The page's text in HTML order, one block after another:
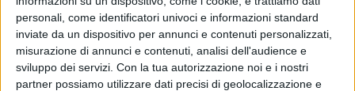
personali, come identificatori univoci e informazioni standard
inviate da un dispositivo per annunci e contenuti personalizzati,
misurazione di annunci e contenuti, analisi dell'audience e
sviluppo dei servizi. Con la tua autorizzazione noi e i nostri
partner possiamo utilizzare dati precisi di geolocalizzazione e
tutela e valorizzazione del proprio territorio rurale, ad
invertire la tendenza allo spopolamentoscrivono” e
l’esperto in politiche di sviluppo locali Giovanni Flore.